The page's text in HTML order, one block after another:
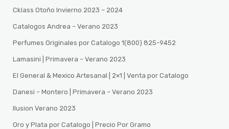
Cklass Otoño Invierno 2023 – 2024
Catalogos Andrea – Verano 2023
Perfumes Originales por Catalogo 1(800) 825-9452
Lamasini | Primavera – Verano 2023
El General & Mexico Artesanal | 2×1 | Venta por Catalogo
Danesi – Montero | Primavera – Verano 2023
Ilusion Verano 2023
Oro y Plata por Catalogo | Precio Por Gramo